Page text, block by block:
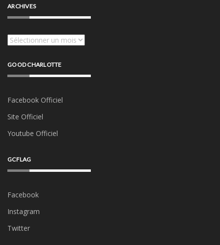
ARCHIVES
Archives
GOOD CHARLOTTE
Facebook Officiel
Site Officiel
Youtube Officiel
GCFLAG
Facebook
Instagram
Twitter